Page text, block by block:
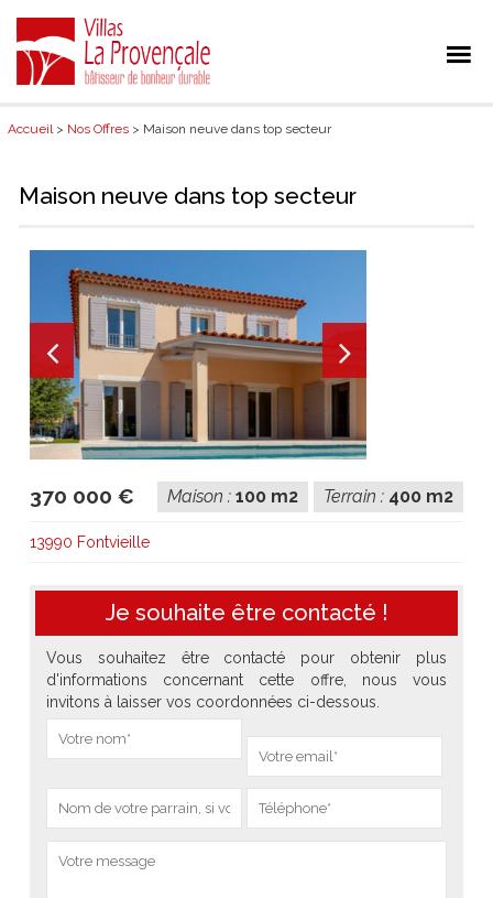
Accueil> Nos Offres > Maison neuve dans top secteur
Maison neuve dans top secteur
370 000 € Terrain : 400 m2
Maison : 100 m2
13990 Fontvieille
Je souhaite être contacté !
Vous souhaitez être contacté pour obtenir plus
d'informations concernant cette offre, nous vous
invitons à laisser vos coordonnées ci-dessous.